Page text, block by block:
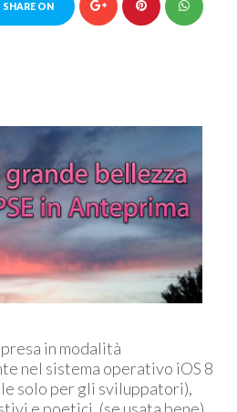
SHARE ON
in modalità
nel sistema operativo iOS 8
solo per gli sviluppatori),